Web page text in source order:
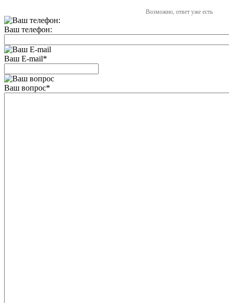
Возможно, ответ уже есть
Ваш телефон:
Ваш E-mail*
Ваш вопрос*